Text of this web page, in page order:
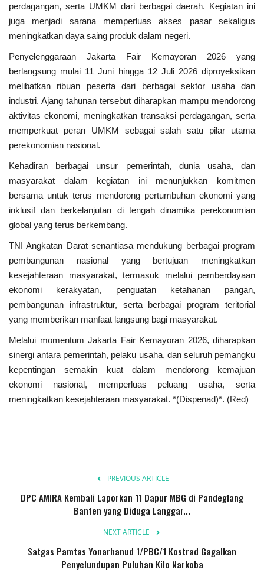
Pertanian
Kesehatan
Pemerintahan
Bisnis
Sosial
Kriminal
Agama
Polri
Olahraga
Ekonomi
TNI & POLRI
Mabes TNI AD
TNI
Pendidikan
perdagangan, serta UMKM dari berbagai daerah. Kegiatan ini
juga menjadi sarana memperluas akses pasar sekaligus
meningkatkan daya saing produk dalam negeri.
Penyelenggaraan Jakarta Fair Kemayoran 2026 yang
berlangsung mulai 11 Juni hingga 12 Juli 2026 diproyeksikan
melibatkan ribuan peserta dari berbagai sektor usaha dan
industri. Ajang tahunan tersebut diharapkan mampu mendorong
aktivitas ekonomi, meningkatkan transaksi perdagangan, serta
memperkuat peran UMKM sebagai salah satu pilar utama
perekonomian nasional.
Kehadiran berbagai unsur pemerintah, dunia usaha, dan
masyarakat dalam kegiatan ini menunjukkan komitmen
bersama untuk terus mendorong pertumbuhan ekonomi yang
inklusif dan berkelanjutan di tengah dinamika perekonomian
global yang terus berkembang.
TNI Angkatan Darat senantiasa mendukung berbagai program
pembangunan nasional yang bertujuan meningkatkan
kesejahteraan masyarakat, termasuk melalui pemberdayaan
ekonomi kerakyatan, penguatan ketahanan pangan,
pembangunan infrastruktur, serta berbagai program teritorial
yang memberikan manfaat langsung bagi masyarakat.
Melalui momentum Jakarta Fair Kemayoran 2026, diharapkan
sinergi antara pemerintah, pelaku usaha, dan seluruh pemangku
kepentingan semakin kuat dalam mendorong kemajuan
ekonomi nasional, memperluas peluang usaha, serta
meningkatkan kesejahteraan masyarakat. *(Dispenad)*. (Red)
PREVIOUS ARTICLE
DPC AMIRA Kembali Laporkan 11 Dapur MBG di Pandeglang
Banten yang Diduga Langgar...
NEXT ARTICLE
Satgas Pamtas Yonarhanud 1/PBC/1 Kostrad Gagalkan
Penyelundupan Puluhan Kilo Narkoba